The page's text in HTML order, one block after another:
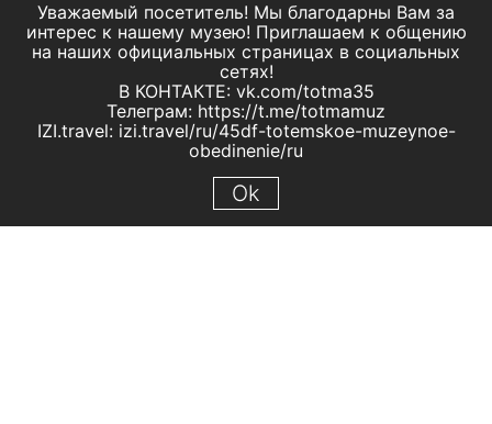
Уважаемый посетитель! Мы благодарны Вам за
интерес к нашему музею! Приглашаем к общению
на наших официальных страницах в социальных
сетях!
В КОНТАКТЕ: vk.com/totma35
Телеграм: https://t.me/totmamuz
IZI.travel: izi.travel/ru/45df-totemskoe-muzeynoe-
obedinenie/ru
Ok